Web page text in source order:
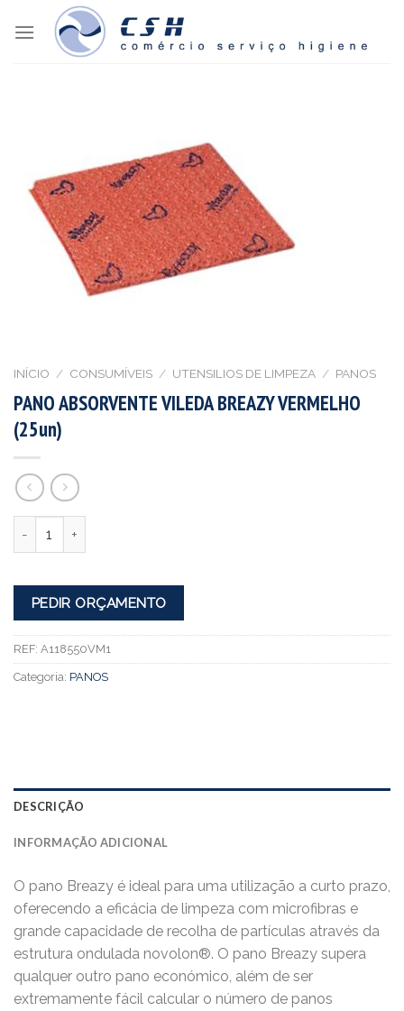
INÍCIO / CONSUMÍVEIS / UTENSILIOS DE LIMPEZA / PANOS
PANO ABSORVENTE VILEDA BREAZY VERMELHO
(25un)
PEDIR ORÇAMENTO
REF: A118550VM1
Categoria: PANOS
DESCRIÇÃO
INFORMAÇÃO ADICIONAL
O pano Breazy é ideal para uma utilização a curto prazo,
oferecendo a eficácia de limpeza com microfibras e
grande capacidade de recolha de partículas através da
estrutura ondulada novolon®. O pano Breazy supera
qualquer outro pano económico, além de ser
extremamente fácil calcular o número de panos